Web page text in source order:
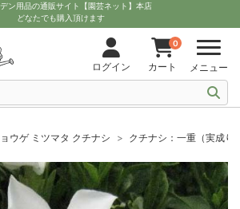
ン用品の通販サイト【園芸ネット】本店
どなたでも購入頂けます
ログイン
0
カート メニュー
ウゲ ミツマタ クチナシ クチナシ：一重（実成り